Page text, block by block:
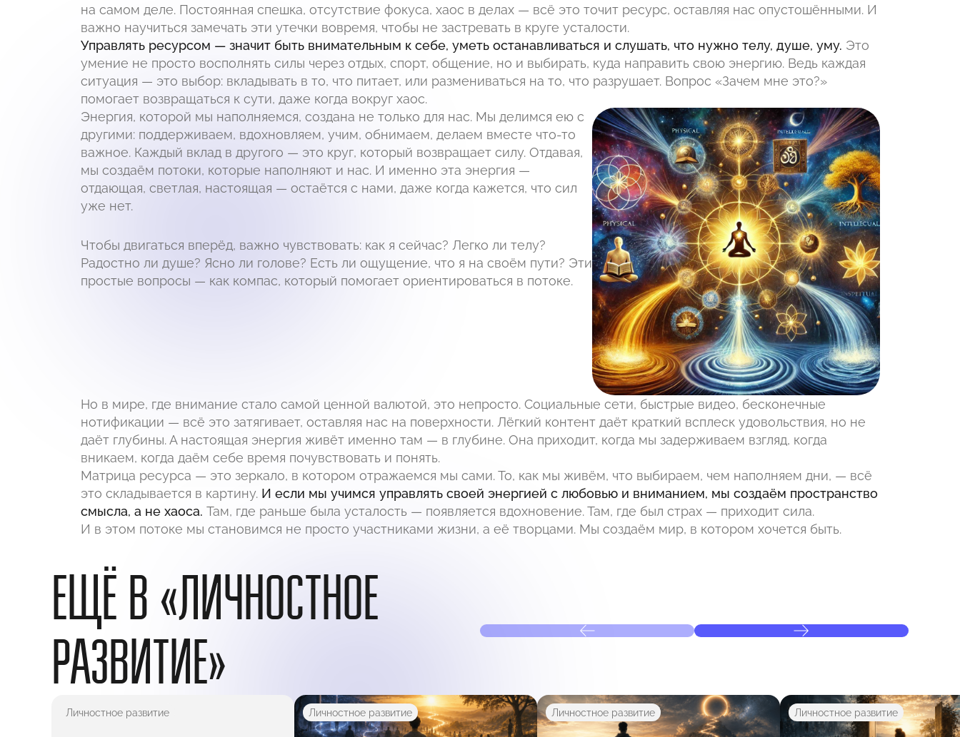
на самом деле. Постоянная спешка, отсутствие фокуса, хаос в делах — всё это точит ресурс, оставляя нас опустошёнными. И
важно научиться замечать эти утечки вовремя, чтобы не застревать в круге усталости.
Управлять ресурсом — значит быть внимательным к себе, уметь останавливаться и слушать, что нужно телу, душе, уму. Это
умение не просто восполнять силы через отдых, спорт, общение, но и выбирать, куда направить свою энергию. Ведь каждая
ситуация — это выбор: вкладывать в то, что питает, или размениваться на то, что разрушает. Вопрос «Зачем мне это?»
помогает возвращаться к сути, даже когда вокруг хаос.
Энергия, которой мы наполняемся, создана не только для нас. Мы делимся ею с
другими: поддерживаем, вдохновляем, учим, обнимаем, делаем вместе что-то
важное. Каждый вклад в другого — это круг, который возвращает силу. Отдавая,
мы создаём потоки, которые наполняют и нас. И именно эта энергия —
отдающая, светлая, настоящая — остаётся с нами, даже когда кажется, что сил
уже нет.
Чтобы двигаться вперёд, важно чувствовать: как я сейчас? Легко ли телу?
Радостно ли душе? Ясно ли голове? Есть ли ощущение, что я на своём пути? Эти
простые вопросы — как компас, который помогает ориентироваться в потоке.
Но в мире, где внимание стало самой ценной валютой, это непросто. Социальные сети, быстрые видео, бесконечные
нотификации — всё это затягивает, оставляя нас на поверхности. Лёгкий контент даёт краткий всплеск удовольствия, но не
даёт глубины. А настоящая энергия живёт именно там — в глубине. Она приходит, когда мы задерживаем взгляд, когда
вникаем, когда даём себе время почувствовать и понять.
Матрица ресурса — это зеркало, в котором отражаемся мы сами. То, как мы живём, что выбираем, чем наполняем дни, — всё
это складывается в картину. И если мы учимся управлять своей энергией с любовью и вниманием, мы создаём пространство
смысла, а не хаоса. Там, где раньше была усталость — появляется вдохновение. Там, где был страх — приходит сила.
И в этом потоке мы становимся не просто участниками жизни, а её творцами. Мы создаём мир, в котором хочется быть.
ЕЩЁ В «ЛИЧНОСТНОЕ
РАЗВИТИЕ»
Личностное развитие Личностное развитие Личностное развитие Личностное развитие